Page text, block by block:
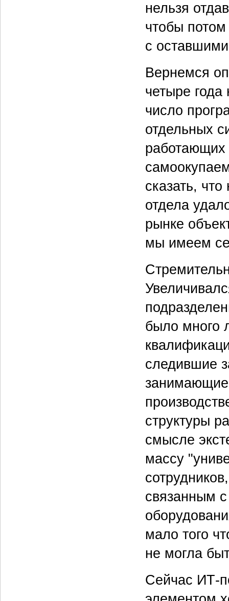
нельзя
чтобы
с
Вернемся
четыре
число
отдельных
работающих
сказать,
отдела
рынке
мы имеем
было много
следившие
структуры
смысле
массу
связанным
мало того
не могла
Сейчас ИТ-